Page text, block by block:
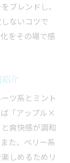
ブレンドし、
ないコツで
をその場で感
介
ツ系とミント
「アップル×
爽快感が調和
た、ベリー系
しめるためリ